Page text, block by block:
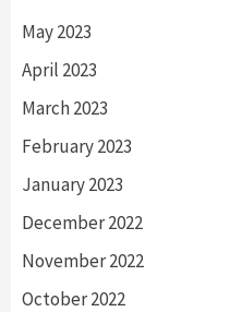
May 2023
April 2023
March 2023
February 2023
January 2023
December 2022
November 2022
October 2022